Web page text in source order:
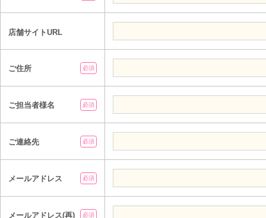
店舗サイトURL
ご住所 必須
ご担当者様名 必須
ご連絡先 必須
メールアドレス 必須
メールアドレス(再) 必須